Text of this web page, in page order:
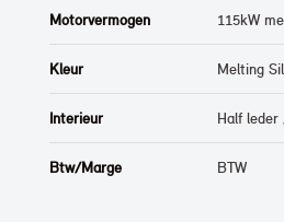
Motorvermogen 115kW
Kleur Melting
Interieur Half
Btw/Marge BTW